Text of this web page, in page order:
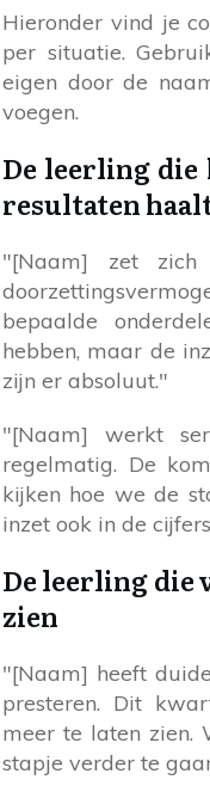
Hieronder vind je
per situatie.
eigen door de
voegen.
De leerling
resultaten
"[Naam] zet
bepaalde
hebben, maar de
zijn er absoluut."
"[Naam] werkt
regelmatig. De
kijken hoe we de
inzet ook in de
De leerling die
zien
"[Naam] heeft
presteren. Dit
meer te laten zien.
stapje verder te